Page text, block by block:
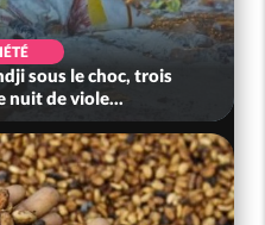
sous le choc, trois
nuit de viole...